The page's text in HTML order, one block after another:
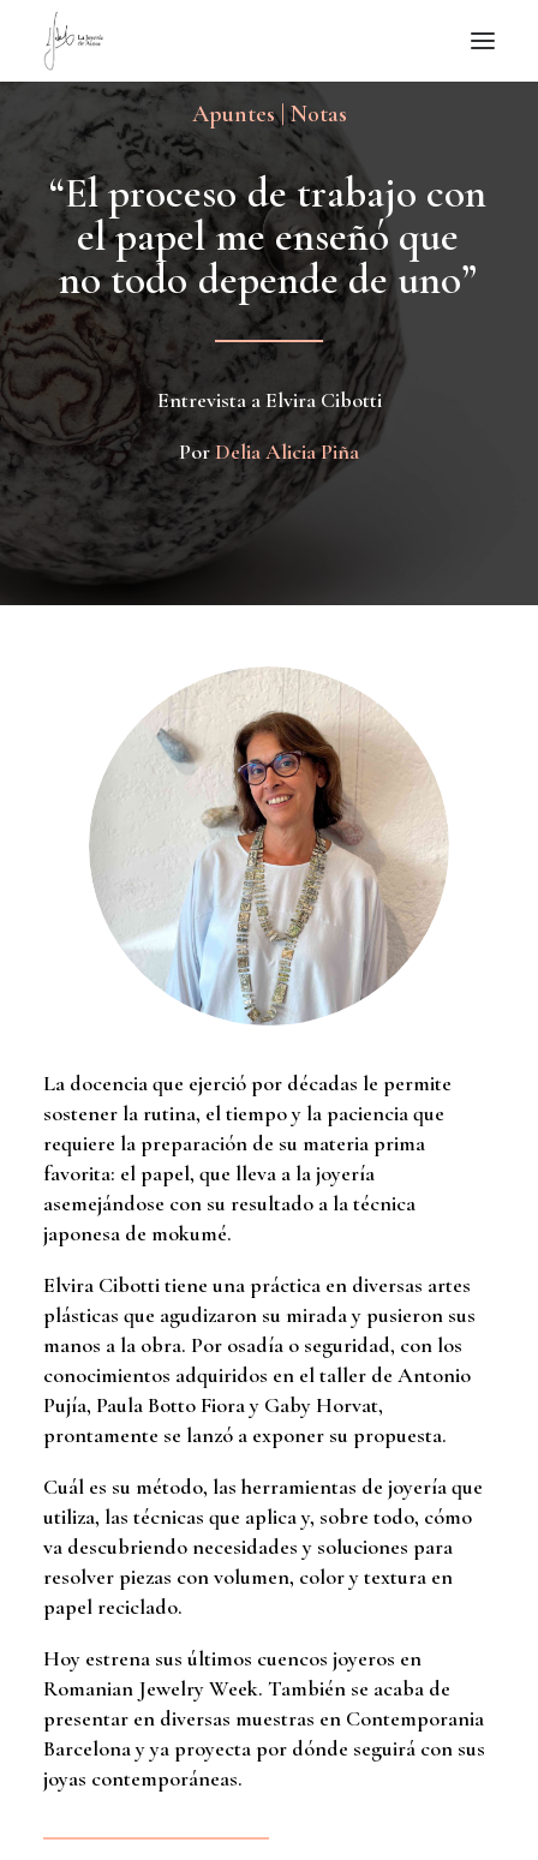
NOTICIAS DE JOYERÍA CONTEMPORÁNEA
NOVEDADES
DE VISITA
APUNTES
QUIÉN SOY
Apuntes | Notas
“Elprocesodetrabajo con
elpapelmeenseñó que
notodo depende de uno”
Entrevista a Elvira Cibotti
PorDelia Alicia Piña
La docencia que ejerció por décadas le permite
sostener la rutina, el tiempo y la paciencia que
requiere la preparación de su materia prima
favorita: el papel, que lleva a la joyería
asemejándose con su resultado a la técnica
japonesa de mokumé.
Elvira Cibotti tiene una práctica en diversas artes
plásticas que agudizaron su mirada y pusieron sus
manos a la obra. Por osadía o seguridad, con los
conocimientos adquiridos en el taller de Antonio
Pujía, Paula Botto Fiora y Gaby Horvat,
prontamente se lanzó a exponer su propuesta.
Cuál es su método, las herramientas de joyería que
utiliza, las técnicas que aplica y, sobre todo, cómo
va descubriendo necesidades y soluciones para
resolver piezas con volumen, color y textura en
papel reciclado.
Hoy estrena sus últimos cuencos joyeros en
Romanian Jewelry Week. También se acaba de
presentar en diversas muestras en Contemporania
Barcelona y ya proyecta por dónde seguirá con sus
joyas contemporáneas.